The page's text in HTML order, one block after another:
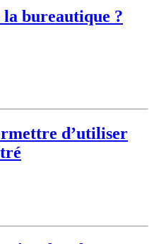
bureautique ?
d’utiliser